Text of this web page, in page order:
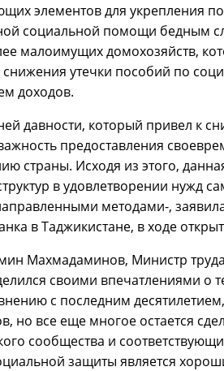
элементов для укрепления
социальной помощи бедным
малоимущих домохозяйств,
утечки пособий по
доходов.
давности, который привел к
предоставления
страны. Исходя из этого,
в удовлетворении нужд
методами-,
в Таджикистане, в ходе
Махмадаминов, Министр
своими впечатлениями о
с последним
но все еще многое остается
сообщества и
защиты является